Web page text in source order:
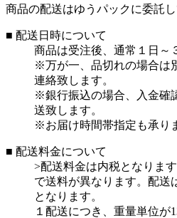
商品の配送はゆうパックに委託し
■ 配送日時について
商品は受注後、通常１日～
※万が一、品切れの場合は
連絡致します。
※銀行振込の場合、入金確
送致します。
※お届け時間帯指定も承り
■ 配送料金について
>配送料金は内税となりま
で送料が異なります。配送
となります。
１配送につき、重量単位が